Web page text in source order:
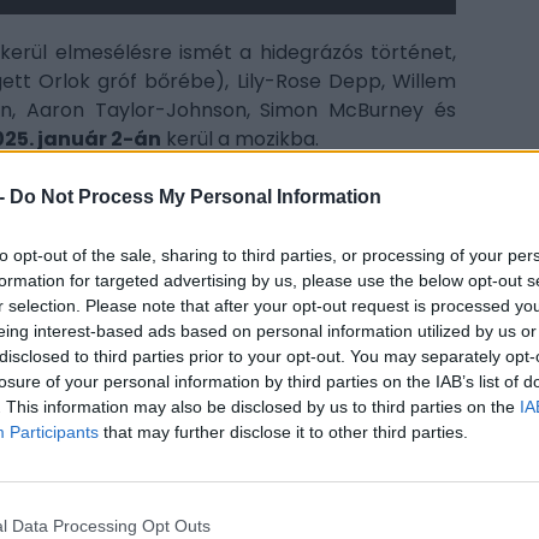
Do Not Process My Personal Information
opt-out of the sale, sharing to third parties, or processing of your
for targeted advertising by us, please use the below opt-out
selection. Please note that after your opt-out request is processed
interest-based ads based on personal information utilized by us
to third parties prior to your opt-out. You may separately
of your personal information by third parties on the IAB’s list of
This information may also be disclosed by us to third parties on the
Participants that may further disclose it to other third parties.
Data Processing Opt Outs
elmesélésre ismét a hidegrázós történet,
Orlok gróf bőrébe), Lily-Rose Depp, Willem
Aaron Taylor-Johnson, Simon McBurney és
január 2-án kerül a mozikba.
hogy a PC Guru tartalmairól véletlenül
kilépett a fényre
a Nosferatu